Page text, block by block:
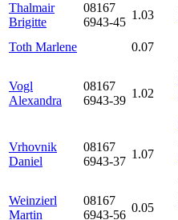
Thalmair
Brigitte
08167
6943-45
1.03
Toth Marlene
0.07
Vogl
Alexandra
08167
6943-39
1.02
Vrhovnik
Daniel
08167
6943-37
1.07
Weinzierl
Martin
08167
6943-56
0.05